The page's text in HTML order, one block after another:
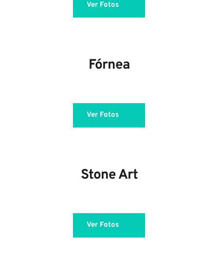
Ver Fotos
Fórnea
Ver Fotos
Stone Art
Ver Fotos